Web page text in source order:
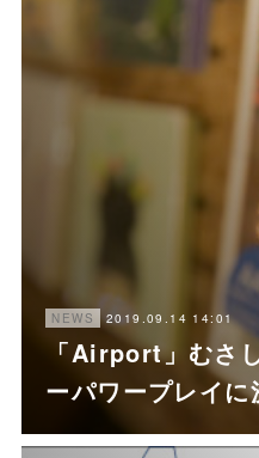
NEWS 2019.09.14 14:01
「Airport」むさ
ーパワープレイに